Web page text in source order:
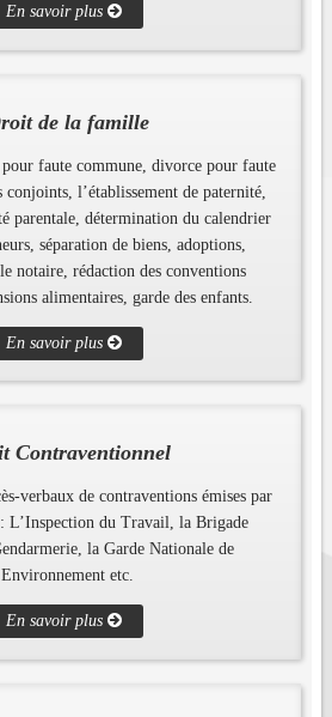
En savoir plus
de la famille
faute commune, divorce pour faute
conjoints, l’établissement de paternité,
parentale, détermination du calendrier
séparation de biens, adoptions,
notaire, rédaction des conventions
alimentaires, garde des enfants.​
En savoir plus
Contraventionnel
verbaux de contraventions émises par
L’Inspection du Travail, la Brigade
la Garde Nationale de
etc.
En savoir plus